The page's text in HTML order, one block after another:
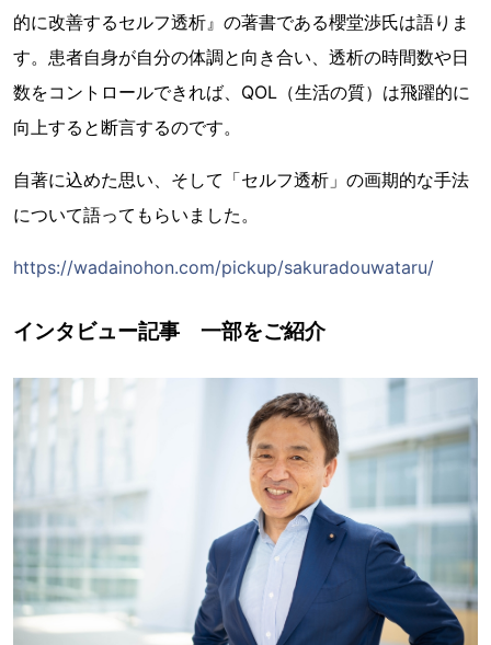
的に改善するセルフ透析』の著書である櫻堂渉氏は語りま
す。患者自身が自分の体調と向き合い、透析の時間数や日
数をコントロールできれば、QOL（生活の質）は飛躍的に
向上すると断言するのです。
自著に込めた思い、そして「セルフ透析」の画期的な手法
について語ってもらいました。
https://wadainohon.com/pickup/sakuradouwataru/
インタビュー記事 一部をご紹介